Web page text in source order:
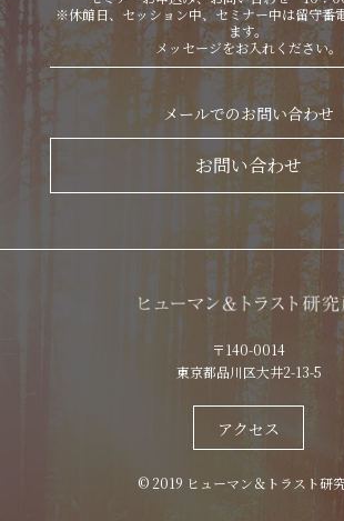
※休館日、セッション中、セミナー中は留守番
ます。
メッセージをお入れください。
メールでのお問い合わせ
お問い合わせ
〒140-0014
東京都品川区大井2-13-5
アクセス
© 2019 ヒューマン＆トラスト研